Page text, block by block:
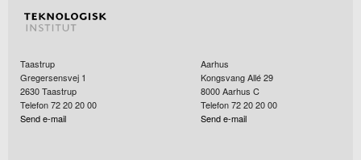
Taastrup
Gregersensvej 1
2630Taastrup
Telefon 72 20 20 00
Send e-mail
Aarhus
Kongsvang Allé 29
8000Aarhus C
Telefon 72 20 20 00
Send e-mail